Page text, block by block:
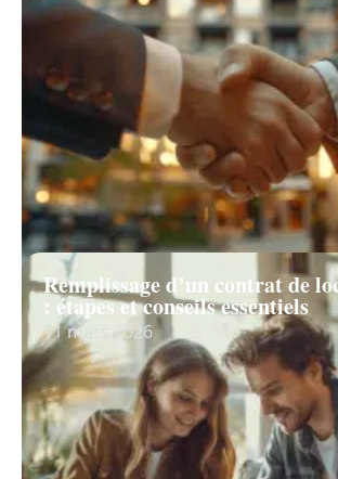
Remplissage d’un contrat de
: étapes et conseils essentiels
11 mars 2026